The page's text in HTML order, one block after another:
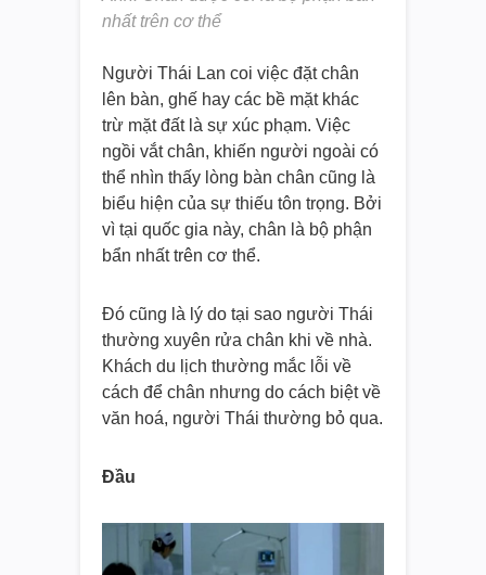
nhất trên cơ thể
Người Thái Lan coi việc đặt chân
lên bàn, ghế hay các bề mặt khác
trừ mặt đất là sự xúc phạm. Việc
ngồi vắt chân, khiến người ngoài có
thể nhìn thấy lòng bàn chân cũng là
biểu hiện của sự thiếu tôn trọng. Bởi
vì tại quốc gia này, chân là bộ phận
bẩn nhất trên cơ thể.
Đó cũng là lý do tại sao người Thái
thường xuyên rửa chân khi về nhà.
Khách du lịch thường mắc lỗi về
cách để chân nhưng do cách biệt về
văn hoá, người Thái thường bỏ qua.
Đầu